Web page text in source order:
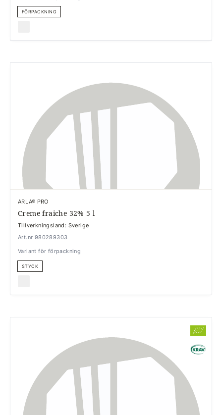
FÖRPACKNING
ARLA® PRO
Creme fraiche 32% 5 l
Tillverkningsland: Sverige
Art.nr 980289303
Variant för förpackning
STYCK